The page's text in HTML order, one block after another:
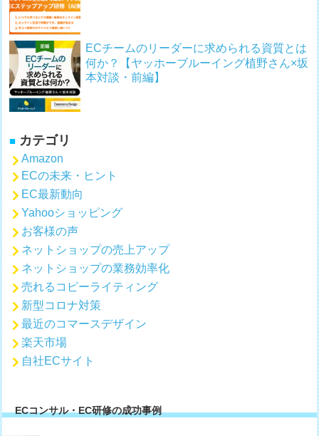
ECチームのリーダーに求められる資質とは
何か？【ヤッホーブルーイング植野さん×坂
本対談・前編】
カテゴリ
Amazon
ECの未来・ヒント
EC最新動向
Yahooショッピング
お客様の声
ネットショップの売上アップ
ネットショップの業務効率化
売れるコピーライティング
新型コロナ対策
最近のコマースデザイン
楽天市場
自社ECサイト
ECコンサル・EC研修の成功事例